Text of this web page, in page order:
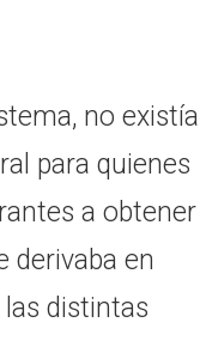
no existía
para quienes
a obtener
derivaba en
distintas